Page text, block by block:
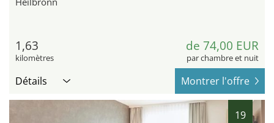
1,63
kilomètres
de 74,00 EUR
par chambre et nuit
Détails Montrer l'offre
19